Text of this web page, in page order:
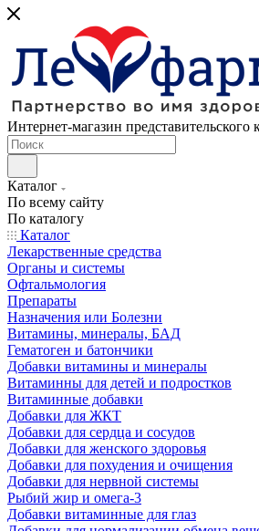
Интернет-магазин представительского
Каталог
По всему сайту
По каталогу
Каталог
Лекарственные средства
Органы и системы
Офтальмология
Препараты
Назначения или Болезни
Витамины, минералы, БАД
Гематоген и батончики
Добавки витамины и минералы
Витаминны для детей и подростков
Витаминные добавки
Добавки для ЖКТ
Добавки для сердца и сосудов
Добавки для женского здоровья
Добавки для похудения и очищения
Добавки для нервной системы
Рыбий жир и омега-3
Добавки витаминные для глаз